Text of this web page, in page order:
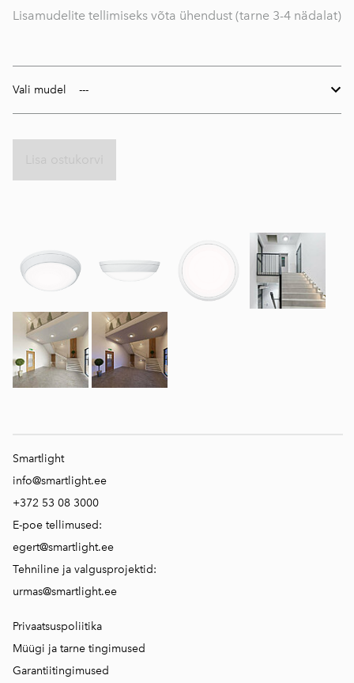
Lisamudelite tellimiseks võta ühendust (tarne 3-4 nädalat)
Vali mudel
Smartlight
info@smartlight.ee
+372 53 08 3000
E-poe tellimused:
egert@smartlight.ee
Tehniline ja valgusprojektid:
urmas@smartlight.ee
Privaatsuspoliitika
Müügi ja tarne tingimused
Garantiitingimused